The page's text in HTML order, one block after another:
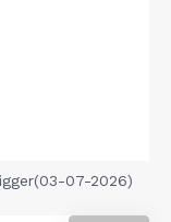
07-2026)